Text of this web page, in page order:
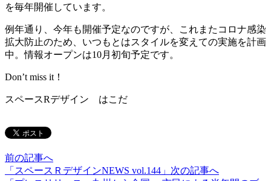
を毎年開催しています。
例年通り、今年も開催予定なのですが、これまたコロナ感染
拡大防止のため、いつもとはスタイルを変えての実施を計画
中。情報オープンは10月初旬予定です。
Don’t miss it！
スペースRデザイン はこだ
前の記事へ
「スペースＲデザインNEWS vol.144」 次の記事へ